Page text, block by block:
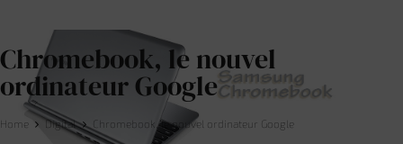
Chromebook, le nouvel
ordinateur Google
Home Digital Chromebook, le nouvel ordinateur Google